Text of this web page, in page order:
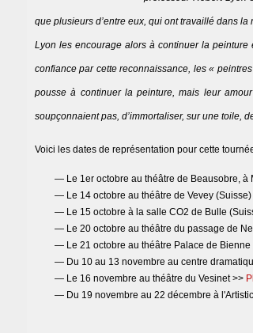
que plusieurs d’entre eux, qui ont travaillé dans
Lyon les encourage alors à continuer la peinture
confiance par cette reconnaissance, les «
pousse à continuer la peinture, mais leur
soupçonnaient pas, d’immortaliser, sur une toile,
Voici les dates de représentation pour cette
— Le 1er octobre au théâtre de Beausobre, à
— Le 14 octobre au théâtre de Vevey (Suisse)
— Le 15 octobre à la salle CO2 de Bulle
— Le 20 octobre au théâtre du passage de
— Le 21 octobre au théâtre Palace de Bienne
— Du 10 au 13 novembre au centre
— Le 16 novembre au théâtre du Vesinet >>
— Du 19 novembre au 22 décembre à